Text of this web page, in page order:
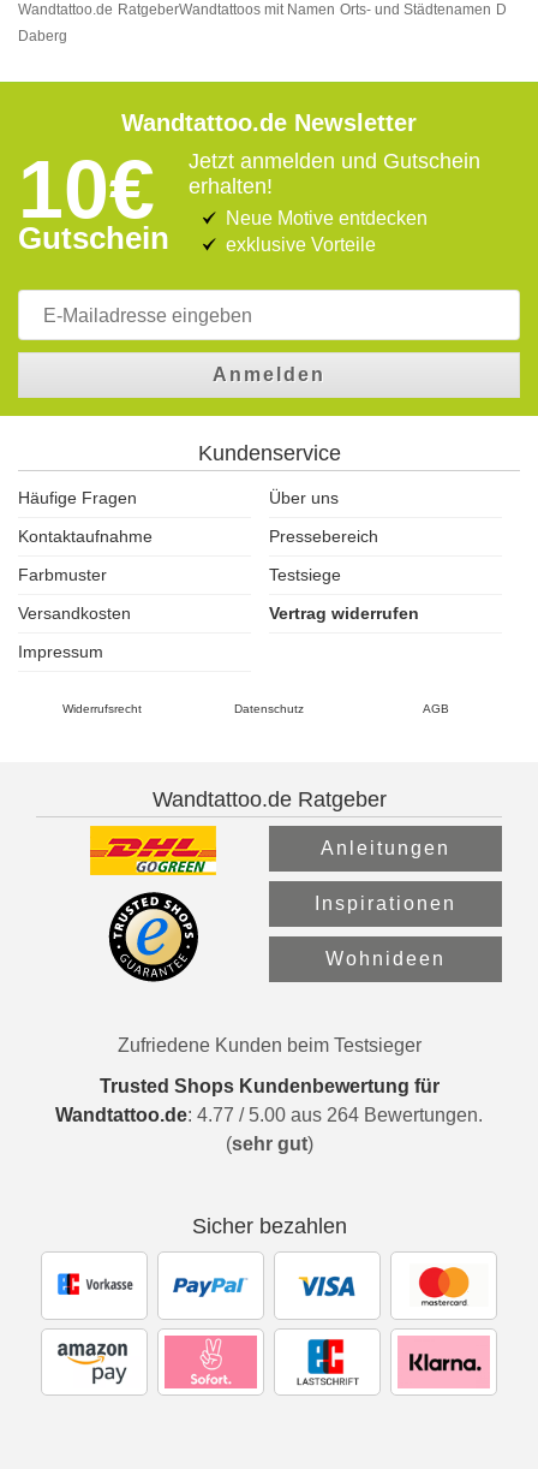
Wandtattoo.de RatgeberWandtattoos mit Namen Orts- und Städtenamen D
Daberg
Wandtattoo.de Newsletter
10€
Gutschein
Jetzt anmelden und Gutschein
erhalten!
Neue Motive entdecken
exklusive Vorteile
Anmelden
Kundenservice
Häufige Fragen
Über uns
Kontaktaufnahme
Pressebereich
Farbmuster
Testsiege
Versandkosten
Vertrag widerrufen
Impressum
Widerrufsrecht Datenschutz AGB
Wandtattoo.de Ratgeber
Anleitungen
Inspirationen
Wohnideen
Zufriedene Kunden beim Testsieger
Trusted Shops Kundenbewertung für
Wandtattoo.de: 4.77 / 5.00 aus 264 Bewertungen.
(sehr gut)
Sicher bezahlen